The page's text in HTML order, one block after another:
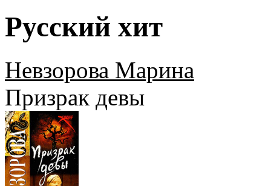
Русский хит
Невзорова Марина
Призрак девы